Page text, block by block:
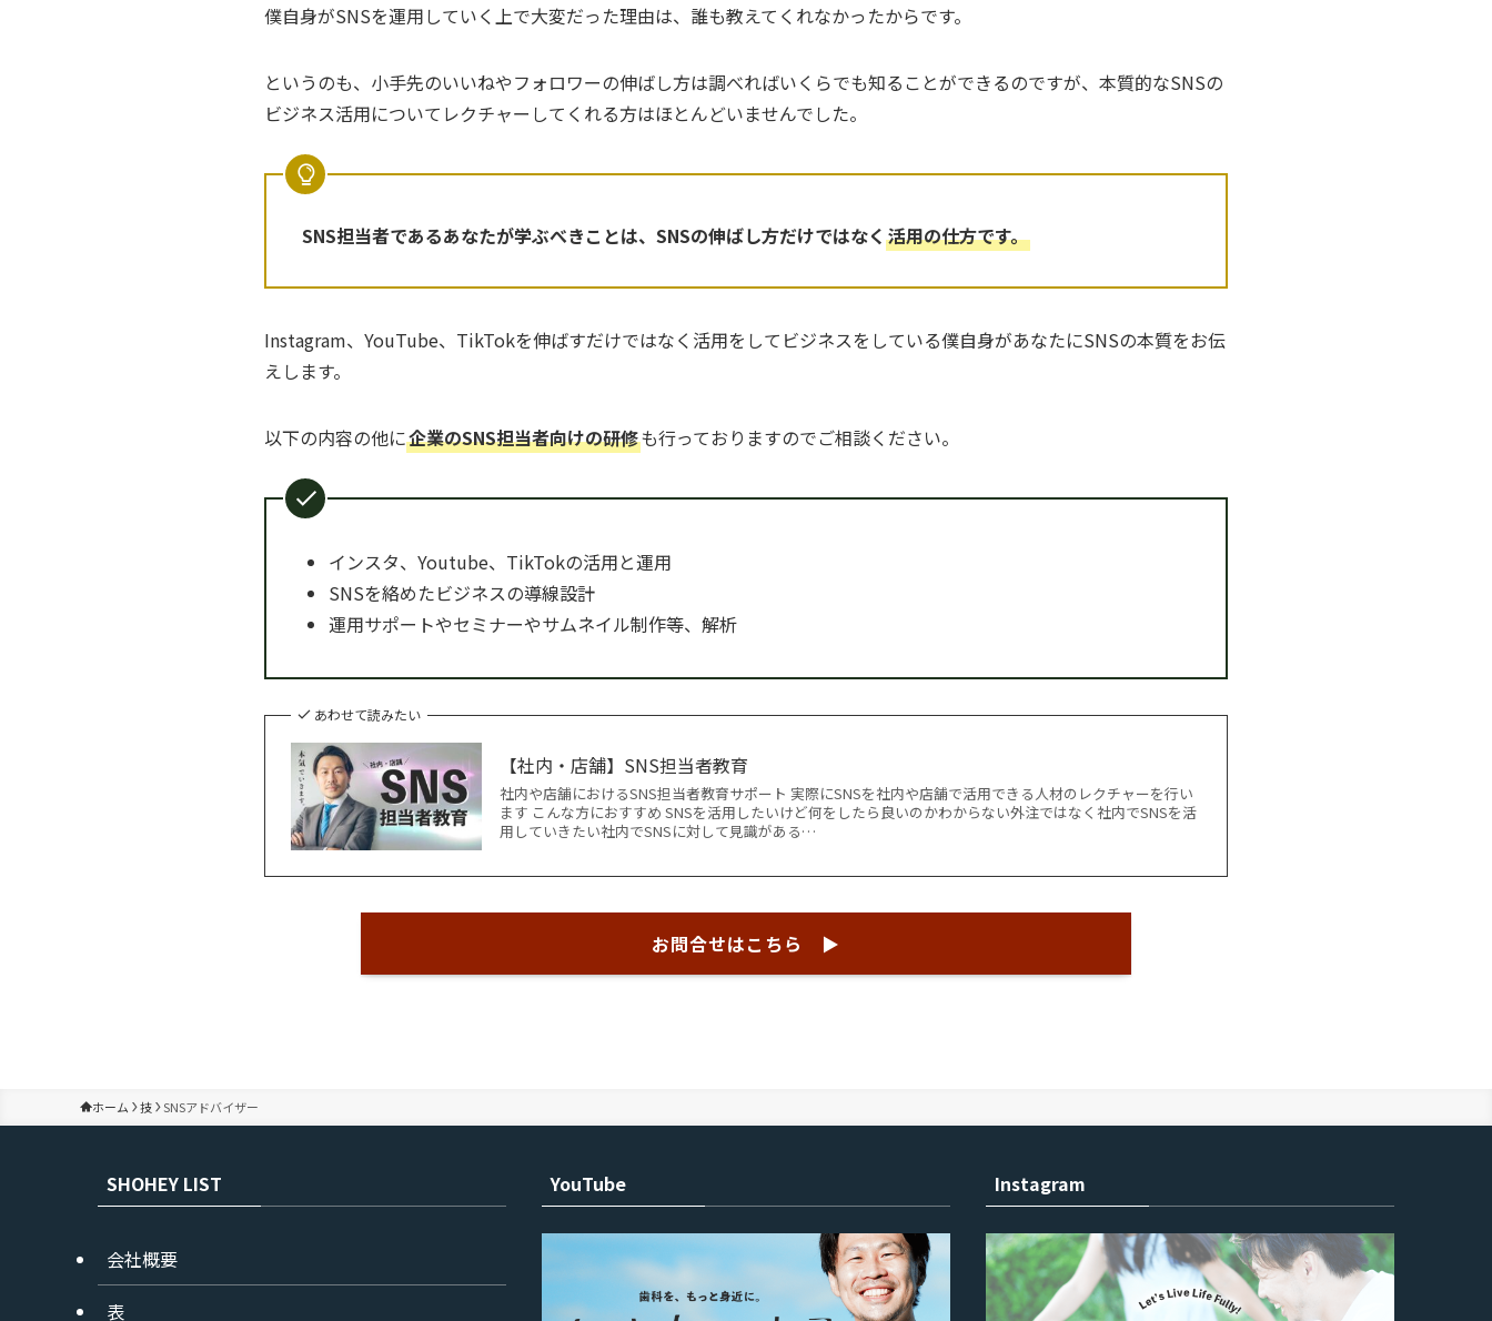
僕自身がSNSを運用していく上で大変だった理由は、誰も教えてくれなかったからです。
というのも、小手先のいいねやフォロワーの伸ばし方は調べればいくらでも知ることができるのですが、本質的なSNSの
ビジネス活用についてレクチャーしてくれる方はほとんどいませんでした。
SNS担当者であるあなたが学ぶべきことは、SNSの伸ばし方だけではなく 活用の仕方です。
Instagram、YouTube、TikTokを伸ばすだけではなく活用をしてビジネスをしている僕自身があなたにSNSの本質をお伝
えします。
以下の内容の他に企業のSNS担当者向けの研修も行っておりますのでご相談ください。
インスタ、Youtube、TikTokの活用と運用
SNSを絡めたビジネスの導線設計
運用サポートやセミナーやサムネイル制作等、解析
あわせて読みたい
【社内・店舗】SNS担当者教育
社内や店舗におけるSNS担当者教育サポート 実際にSNSを社内や店舗で活用できる人材のレクチャーを行い
ます こんな方におすすめ SNSを活用したいけど何をしたら良いのかわからない外注ではなく社内でSNSを活
用していきたい社内でSNSに対して見識がある…
お問合せはこちら ▶︎
ホーム 技 SNSアドバイザー
SHOHEY LIST
会社概要
表
YouTube Instagram